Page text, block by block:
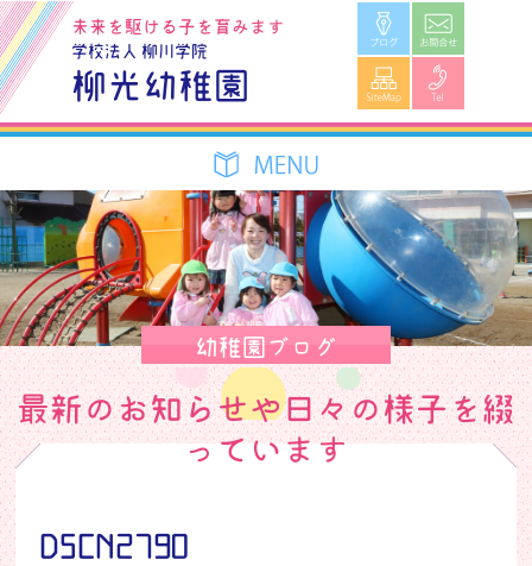
学校法人 柳川学院
柳光幼稚園
未来を駆ける子を育みます ブログ
SiteMap
幼稚園ブログ
最新のお知らせや日々の様子を綴
っています
DSCN2790